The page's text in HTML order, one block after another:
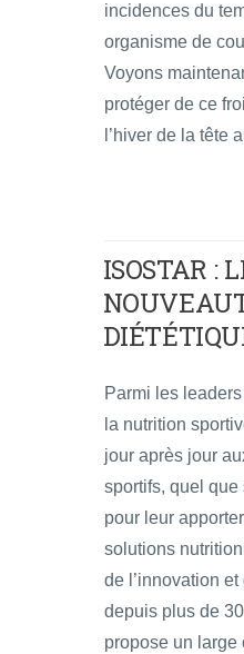
incidences du
organisme de
Voyons
protéger de ce
l’hiver de la tête
ISOSTAR :
Parmi les
la nutrition
jour après jour
sportifs, quel que
pour leur
solutions
de l’innovation
depuis plus de
propose un